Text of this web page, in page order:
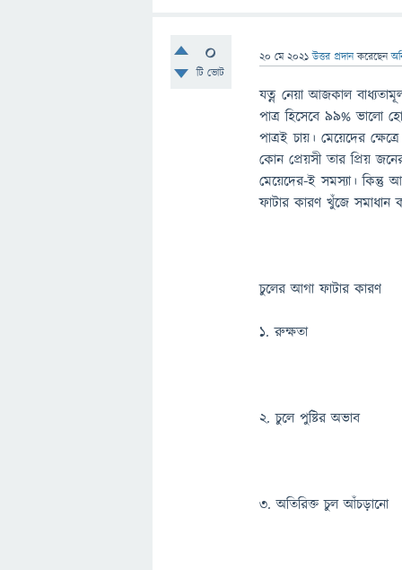
0
টি ভোট
20 মে 2021 উত্তর প্রদান করেছেন
যত্ন নেয়া আজকাল
পাত্র হিসেবে ৯৯% ভালো
পাত্রই চায়। মেয়েদের
কোন প্রেয়সী তার প্রিয়
মেয়েদের-ই সমস্যা।
ফাটার কারণ খুঁজে সমাধান
চুলের আগা ফাটার কারণ
১. রুক্ষতা
২. চুলে পুষ্টির অভাব
৩. অতিরিক্ত চুল আঁচড়ানো